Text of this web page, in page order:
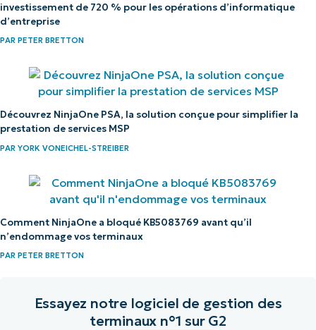
investissement de 720 % pour les opérations d’informatique
d’entreprise
PAR PETER BRETTON
Découvrez NinjaOne PSA, la solution conçue pour simplifier la
prestation de services MSP
PAR YORK VONEICHEL-STREIBER
Comment NinjaOne a bloqué KB5083769 avant qu’il
n’endommage vos terminaux
PAR PETER BRETTON
Essayez notre logiciel de gestion des
terminaux n°1 sur G2